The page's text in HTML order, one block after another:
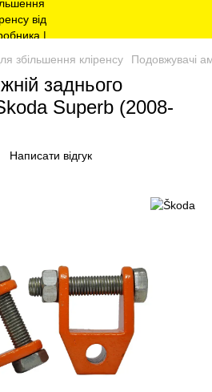
збільшення кліренсу Подовжувачі
заднього
Superb (2008-
Написати відгук